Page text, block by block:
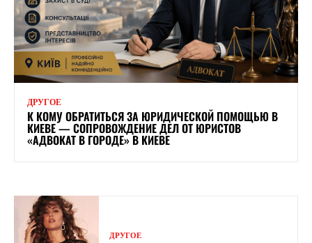
ДРУГОЕ
К КОМУ ОБРАТИТЬСЯ ЗА ЮРИДИЧЕСКОЙ ПОМОЩЬЮ В
КИЕВЕ — СОПРОВОЖДЕНИЕ ДЕЛ ОТ ЮРИСТОВ
«АДВОКАТ В ГОРОДЕ» В КИЕВЕ
ДРУГОЕ